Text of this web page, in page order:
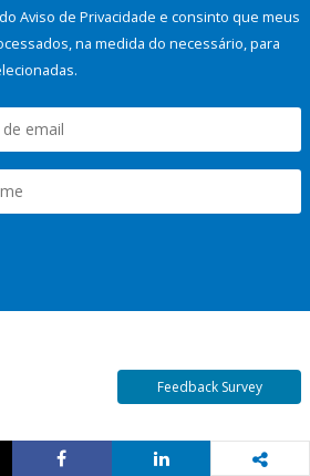
Aviso de Privacidade e consinto que meus
na medida do necessário, para
Feedback Survey